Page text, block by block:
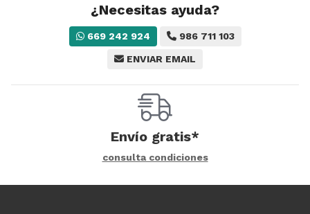
¿Necesitas ayuda?
669 242 924 986 711 103
ENVIAR EMAIL
Envío gratis*
consulta condiciones